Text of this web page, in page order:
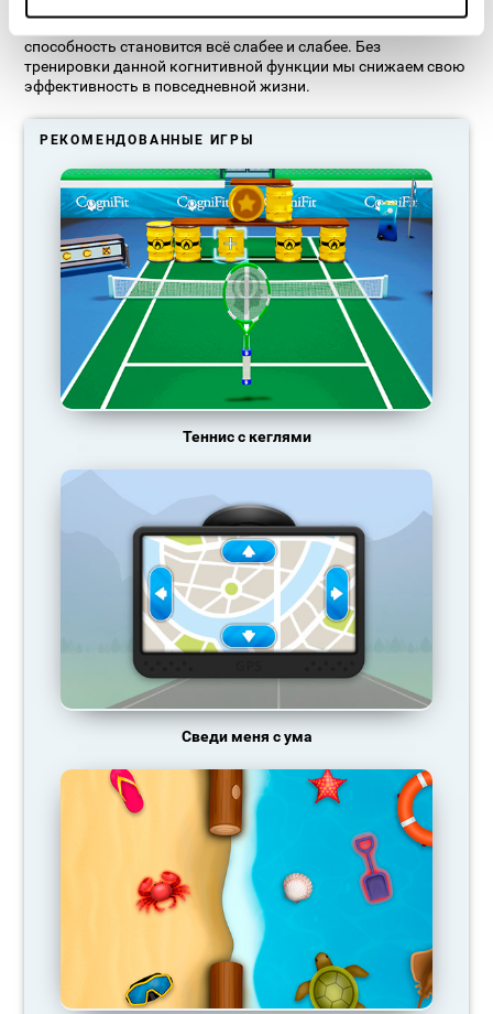
способность становится всё слабее и слабее. Без
тренировки данной когнитивной функции мы снижаем свою
эффективность в повседневной жизни.
РЕКОМЕНДОВАННЫЕ ИГРЫ
Теннис с кеглями
Сведи меня с ума